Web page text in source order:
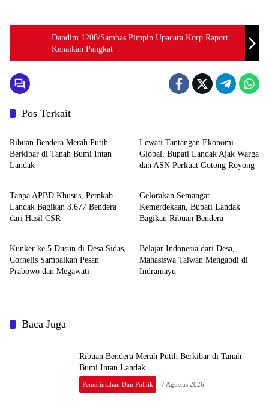
Dandim 1208/Sambas Pimpin Upacara Korp Raport
Kenaikan Pangkat
Pos Terkait
Pemerintahan dan Politik
Ribuan Bendera Merah Putih
Berkibar di Tanah Bumi Intan
Landak
Lewati Tantangan Ekonomi
Global, Bupati Landak Ajak Warga
dan ASN Perkuat Gotong Royong
Pemerintahan dan Politik
Tanpa APBD Khusus, Pemkab
Landak Bagikan 3.677 Bendera
dari Hasil CSR
Pemerintahan dan Politik
Gelorakan Semangat
Kemerdekaan, Bupati Landak
Bagikan Ribuan Bendera
Pemerintahan dan Politik
Kunker ke 5 Dusun di Desa Sidas,
Cornelis Sampaikan Pesan
Prabowo dan Megawati
Pemerintahan dan Politik
Belajar Indonesia dari Desa,
Mahasiswa Taiwan Mengabdi di
Baca Juga
Ribuan Bendera Merah Putih Berkibar di Tanah
Bumi Intan Landak
Pemerintahan Dan Politik 7 Agustus 2026